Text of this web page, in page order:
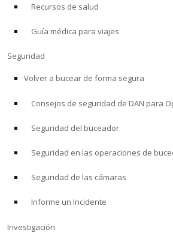
Tienda
Alert Diver
PROGRAMAS PROFESIONALES
Recursos de salud
Guía médica para viajes
Seguridad
Volver a bucear de forma segura
Consejos de seguridad de DAN para
Seguridad del buceador
Seguridad en las operaciones de
Seguridad de las cámaras
Informe un Incidente
Investigación